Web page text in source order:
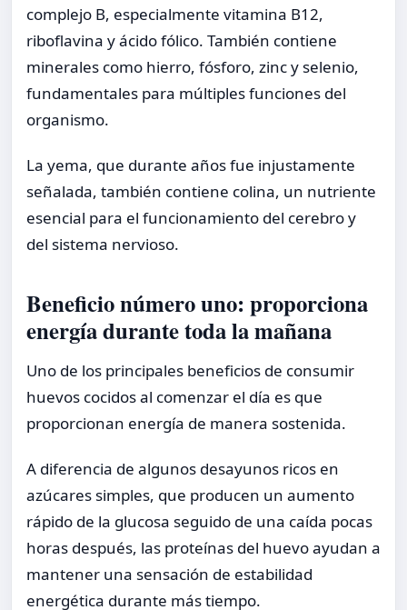
complejo B, especialmente vitamina B12,
riboflavina y ácido fólico. También contiene
minerales como hierro, fósforo, zinc y selenio,
fundamentales para múltiples funciones del
organismo.
La yema, que durante años fue injustamente
señalada, también contiene colina, un nutriente
esencial para el funcionamiento del cerebro y
del sistema nervioso.
Beneficio número uno: proporciona
energía durante toda la mañana
Uno de los principales beneficios de consumir
huevos cocidos al comenzar el día es que
proporcionan energía de manera sostenida.
A diferencia de algunos desayunos ricos en
azúcares simples, que producen un aumento
rápido de la glucosa seguido de una caída pocas
horas después, las proteínas del huevo ayudan a
mantener una sensación de estabilidad
energética durante más tiempo.